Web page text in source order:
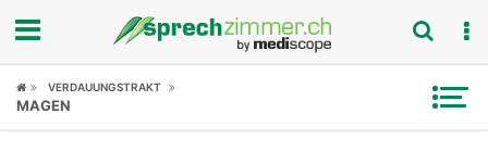
FokusVERDAUUNGSTRAKT
MAGEN